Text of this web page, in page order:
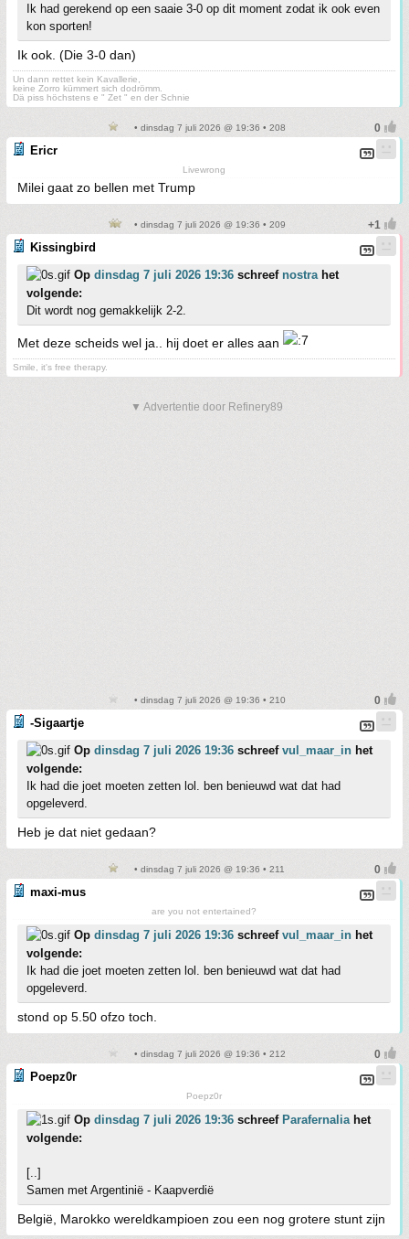
Ik had gerekend op een saaie 3-0 op dit moment zodat ik ook even
kon sporten!
Ik ook. (Die 3-0 dan)
Un dann rettet kein Kavallerie,
keine Zorro kümmert sich dodrömm.
Dä piss höchstens e " Zet " en der Schnie
• dinsdag 7 juli 2026 @ 19:36 • 208
Ericr
Livewrong
Milei gaat zo bellen met Trump
• dinsdag 7 juli 2026 @ 19:36 • 209
Kissingbird
Op dinsdag 7 juli 2026 19:36 schreef nostrahet
volgende:
Dit wordt nog gemakkelijk 2-2.
Met deze scheids wel ja.. hij doet er alles aan
Smile, it's free therapy.
▼ Advertentie door Refinery89
• dinsdag 7 juli 2026 @ 19:36 • 210
-Sigaartje
Op dinsdag 7 juli 2026 19:36 schreef vul_maar_in het
volgende:
Ik had die joet moeten zetten lol. ben benieuwd wat dat had
opgeleverd.
Heb je dat niet gedaan?
• dinsdag 7 juli 2026 @ 19:36 • 211
maxi-mus
are you not entertained?
Op dinsdag 7 juli 2026 19:36 schreef vul_maar_in het
volgende:
Ik had die joet moeten zetten lol. ben benieuwd wat dat had
opgeleverd.
stond op 5.50 ofzo toch.
• dinsdag 7 juli 2026 @ 19:36 • 212
Poepz0r
Poepz0r
Op dinsdag 7 juli 2026 19:36 schreef Parafernaliahet
volgende:
[..]
Samen met Argentinië - Kaapverdië
België, Marokko wereldkampioen zou een nog grotere stunt zijn